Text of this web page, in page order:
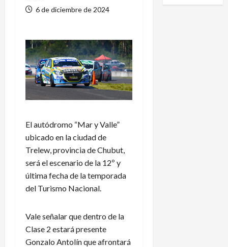
6 de diciembre de 2024
El autódromo “Mar y Valle”
ubicado en la ciudad de
Trelew, provincia de Chubut,
será el escenario de la 12º y
última fecha de la temporada
del Turismo Nacional.
Vale señalar que dentro de la
Clase 2 estará presente
Gonzalo Antolín que afrontará